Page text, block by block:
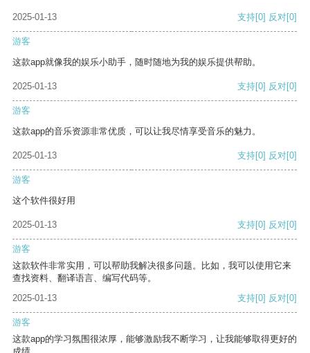
2025-01-13 支持[0] 反对[0]
游客
这款app就像我的娱乐小助手，随时随地为我的娱乐提供帮助。
2025-01-13 支持[0] 反对[0]
游客
这款app的音乐资源非常优质，可以让我尽情享受音乐的魅力。
2025-01-13 支持[0] 反对[0]
游客
这个软件很好用
2025-01-13 支持[0] 反对[0]
游客
这款软件非常实用，可以帮助我解决很多问题。比如，我可以使用它来
查找资料、翻译语言、编写代码等。
2025-01-13
支持[0] 反对[0]
游客
这款app的学习氛围很浓厚，能够激励我不断学习，让我能够取得更好的